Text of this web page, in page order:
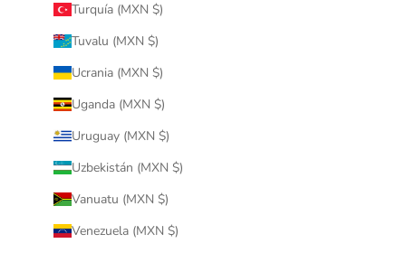
Turquía (MXN $)
Tuvalu (MXN $)
Ucrania (MXN $)
Uganda (MXN $)
Uruguay (MXN $)
Uzbekistán (MXN $)
Vanuatu (MXN $)
Venezuela (MXN $)